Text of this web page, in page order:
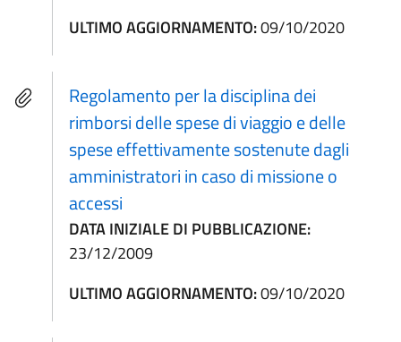
ULTIMO AGGIORNAMENTO:09/10/2020
Regolamento per la disciplina dei
rimborsi delle spese di viaggio e delle
spese effettivamente sostenute dagli
amministratori in caso di missione o
accessi
DATA INIZIALE DI PUBBLICAZIONE:
23/12/2009
ULTIMO AGGIORNAMENTO:09/10/2020